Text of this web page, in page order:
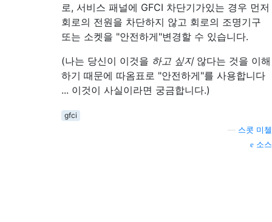
로, 서비스 패널에 GFCI 차단기가있는 경우 먼저
회로의 전원을 차단하지 않고 회로의 조명기구
또는 소켓을 "안전하게"변경할 수 있습니다.
(나는 당신이 이것을 하고 싶지않다는 것을 이해
하기 때문에 따옴표로 "안전하게"를 사용합니다
... 이것이 사실이라면 궁금합니다.)
gfci
스콧 미첼
소스